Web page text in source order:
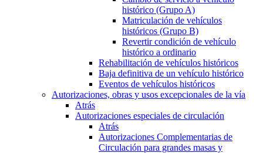
histórico (Grupo A)
Matriculación de vehículos
históricos (Grupo B)
Revertir condición de vehículo
histórico a ordinario
Rehabilitación de vehículos históricos
Baja definitiva de un vehículo histórico
Eventos de vehículos históricos
Autorizaciones, obras y usos excepcionales de la vía
Atrás
Autorizaciones especiales de circulación
Atrás
Autorizaciones Complementarias de
Circulación para grandes masas y